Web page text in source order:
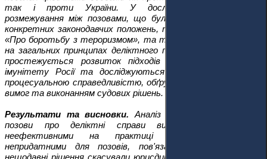
так і проти України. У дослідженні проводиться
розмежування між позовами, що були подані відповідно до
конкретних законодавчих положень, таких як Закон України
«Про боротьбу з тероризмом», та тими, що ґрунтуються
на загальних принципах деліктного права. У роботі також
простежується розвиток підходів щодо юрисдикційного
імунітету Росії та досліджуються питання, пов'язані з
процесуальною справедливістю, обґрунтованістю позовних
вимог та виконанням судових рішень.
Результати та висновки.
Аналіз показує, що приватні
позови про деліктні справи виявилися здебільшого
неефективними на практиці та концептуально
непридатними для позовів, пов'язаних з війною. Хоча